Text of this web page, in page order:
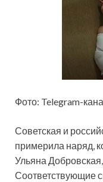
Фото: Telegram-
Советская и
примерила наряд,
Ульяна
Соответствующие